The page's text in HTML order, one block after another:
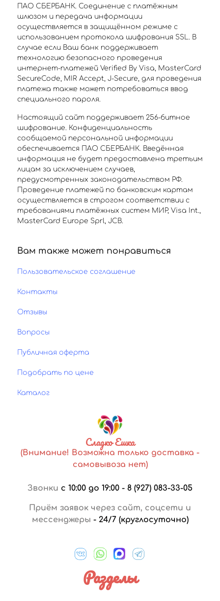
ПАО СБЕРБАНК. Соединение с платёжным
шлюзом и передача информации
осуществляется в защищённом режиме с
использованием протокола шифрования SSL. В
случае если Ваш банк поддерживает
технологию безопасного проведения
интернет-платежей Verified By Visa, MasterCard
SecureCode, MIR Accept, J-Secure, для проведения
платежа также может потребоваться ввод
специального пароля.
Настоящий сайт поддерживает 256-битное
шифрование. Конфиденциальность
сообщаемой персональной информации
обеспечивается ПАО СБЕРБАНК. Введённая
информация не будет предоставлена третьим
лицам за исключением случаев,
предусмотренных законодательством РФ.
Проведение платежей по банковским картам
осуществляется в строгом соответствии с
требованиями платёжных систем МИР, Visa Int.,
MasterCard Europe Sprl, JCB.
Вам также может понравиться
Пользовательское соглашение
Контакты
Отзывы
Вопросы
Публичная оферта
Подобрать по цене
Каталог
Сладко Ешка
(Внимание! Возможна только доставка -
самовывоза нет)
Звонки с 10:00 до 19:00 - 8 (927) 083-33-05
Приём заявок через сайт, соцсети и
мессенджеры - 24/7 (круглосуточно)
Разделы